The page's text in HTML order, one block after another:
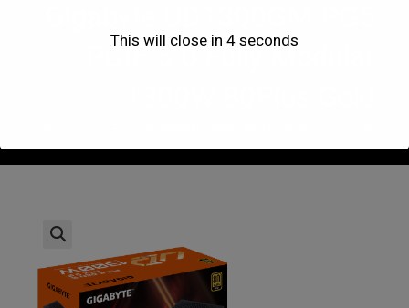
PCIE 5.0 Fully Modular
This will close in 4seconds